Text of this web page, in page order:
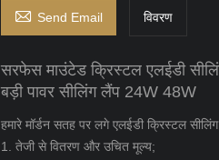
 Send Email विवरण
सरफेस माउंटेड क्रिस्टल एलईडी
बड़ी पावर सीलिंग लैंप 24W 48W
हमारे मॉर्डन सतह पर लगे एलईडी क्रिस्टल
1. तेजी से वितरण और उचित मूल्य;